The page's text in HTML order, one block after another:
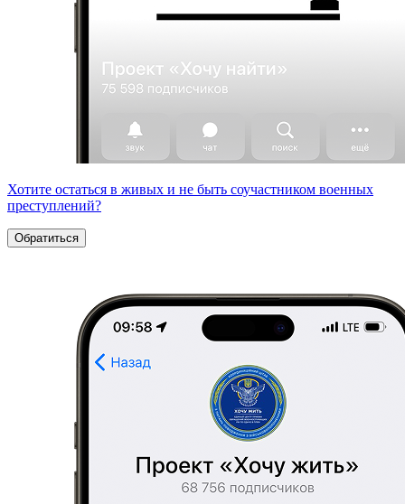
Хотите остаться в живых и не быть соучастником военных
преступлений?
Обратиться